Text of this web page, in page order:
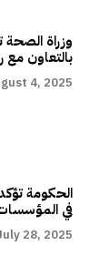
وزراة
بالتعاون مع
4, 2025
الحكومة
في
28, 2025